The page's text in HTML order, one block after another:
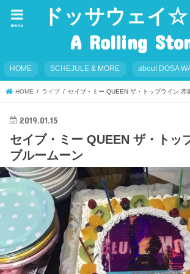
ドッサウェイ
A Rolling
menu
HOME SCHEJULE & MORE about DOSA
HOME ライブ セイブ・ミー QUEEN ザ・トップライン 赤
2019.01.15
セイブ・ミー QUEEN ザ・トッ
ブルームーン